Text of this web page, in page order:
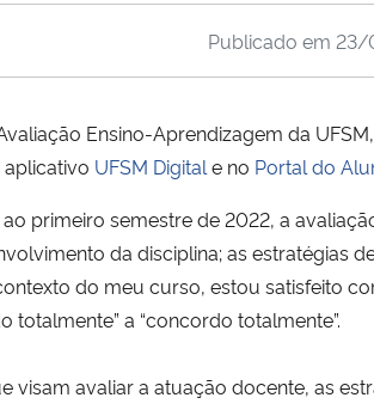
Publicado em 23/
Ensino-Aprendizagem da
aplicativo UFSM Digital e no Portal do
primeiro semestre de 2022, a
da disciplina; as estratégias
do meu curso, estou satisfeito
totalmente” a “concordo totalmente”.
visam avaliar a atuação docente, as